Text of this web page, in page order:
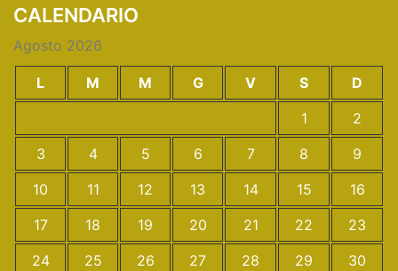
CALENDARIO
Agosto 2026
L M M G V S
D
1
2
3
4 5 6 7 8
9
10
11 12 13 14 15
16
17
18 19 20 21 22
23
24
25 26 27 28 29
30